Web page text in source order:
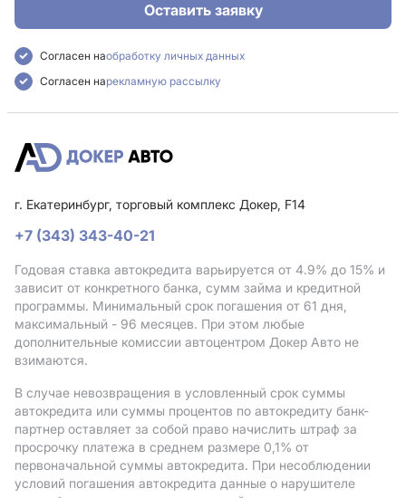
Оставить заявку
Согласен наобработку личных данных
Согласен нарекламную рассылку
г. Екатеринбург, торговый комплекс Докер, F14
+7 (343) 343-40-21
Годовая ставка автокредита варьируется от 4.9% до 15% и
зависит от конкретного банка, сумм займа и кредитной
программы. Минимальный срок погашения от 61 дня,
максимальный - 96 месяцев. При этом любые
дополнительные комиссии автоцентром Докер Авто не
взимаются.
В случае невозвращения в условленный срок суммы
автокредита или суммы процентов по автокредиту банк-
партнер оставляет за собой право начислить штраф за
просрочку платежа в среднем размере 0,1% от
первоначальной суммы автокредита. При несоблюдении
условий погашения автокредита данные о нарушителе